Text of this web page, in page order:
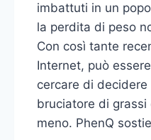
imbattuti in un
la perdita di peso
Con così tante
Internet, può
cercare di
bruciatore di
meno. PhenQ